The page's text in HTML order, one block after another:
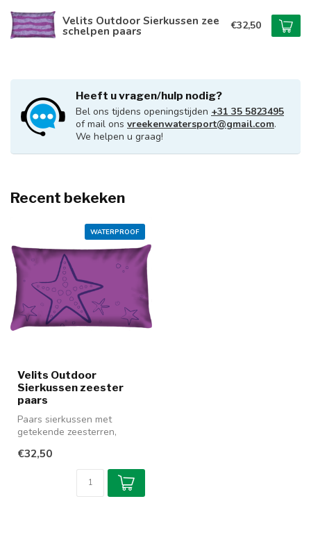
Velits Outdoor Sierkussen zee
schelpen paars €32,50
Heeft u vragen/hulp nodig?
Bel ons tijdens openingstijden +31 35 5823495
of mail ons vreekenwatersport@gmail.com.
We helpen u graag!
Recent bekeken
WATERPROOF
Velits Outdoor
Sierkussen zeester
paars
Paars sierkussen met
getekende zeesterren,
waterafstotende ...
€32,50